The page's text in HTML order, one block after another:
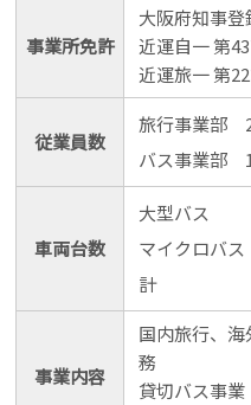
事業所免許
大阪府知事登
近運自一 第
近運旅一 第
従業員数
旅行事業部
バス事業部
車両台数
大型バス
マイクロバス
計
事業内容
国内旅行、
務
貸切バス事業